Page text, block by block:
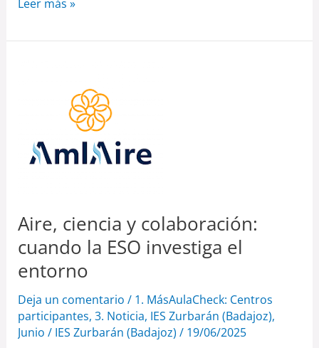
Leer más »
Aire, ciencia y colaboración:
cuando la ESO investiga el
entorno
Deja un comentario / 1. MásAulaCheck: Centros
participantes, 3. Noticia, IES Zurbarán (Badajoz),
Junio / IES Zurbarán (Badajoz) / 19/06/2025
colaboración:
cuando
el
entorno